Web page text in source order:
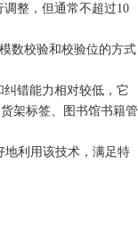
整，但通常不超过10
数校验和校验位的方式
错能力相对较低，它
架标签、图书馆书籍管
地利用该技术，满足特
生成器。以下是一些常